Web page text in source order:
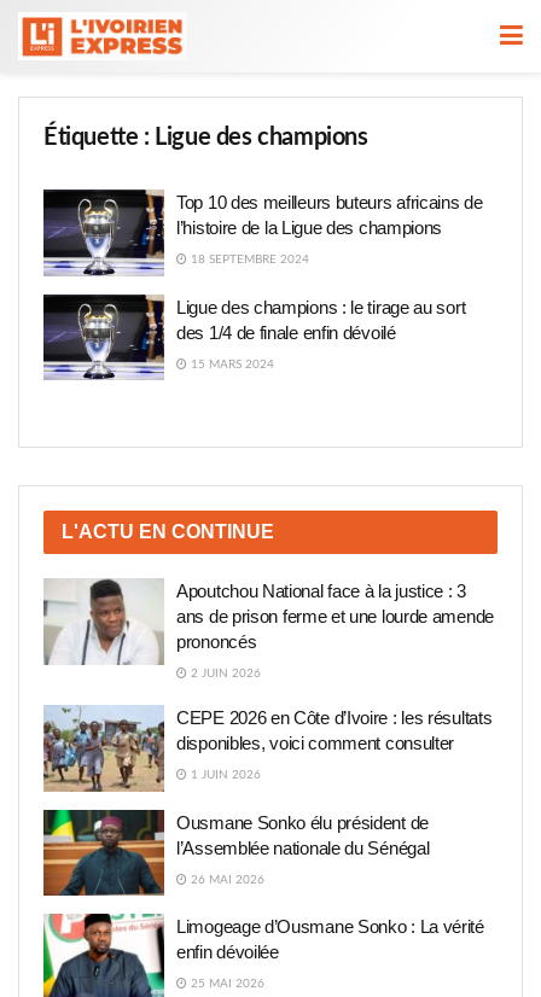
Étiquette : Ligue des champions
Top 10 des meilleurs buteurs africains de
l’histoire de la Ligue des champions
18 SEPTEMBRE 2024
Ligue des champions : le tirage au sort
des 1/4 de finale enfin dévoilé
15 MARS 2024
L'ACTU EN CONTINUE
Apoutchou National face à la justice : 3
ans de prison ferme et une lourde amende
prononcés
2 JUIN 2026
CEPE 2026 en Côte d’Ivoire : les résultats
disponibles, voici comment consulter
1 JUIN 2026
Ousmane Sonko élu président de
l’Assemblée nationale du Sénégal
26 MAI 2026
Limogeage d’Ousmane Sonko : La vérité
enfin dévoilée
25 MAI 2026